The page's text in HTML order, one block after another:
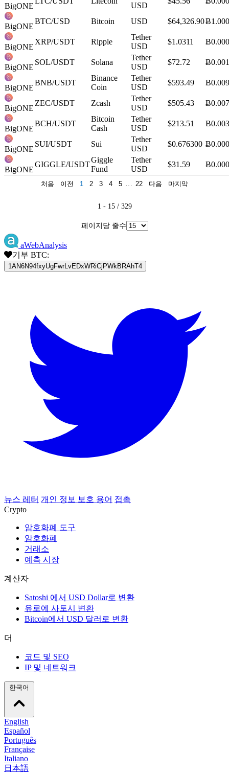
BigONE
USD
BigONE
BTC/USD Bitcoin USD $64,326.90
BigONE
XRP/USDT Ripple
Tether
USD
$1.0311
BigONE
SOL/USDT Solana
Tether
USD
$72.72
BigONE
BNB/USDT
Binance
Coin
Tether
USD
$593.49
BigONE
ZEC/USDT Zcash
Tether
USD
$505.43
BigONE
BCH/USDT
Bitcoin
Cash
Tether
USD
$213.51
BigONE
SUI/USDT Sui
Tether
USD
$0.676300
BigONE
GIGGLE/USDT
Giggle
Fund
Tether
USD
$31.59
1 - 15 / 329
페이지당 줄수
처음 이전 1 2 3 4 5 22 다음 마지막
aWebAnalysis
기부 BTC:
1AN6N94fxyUgFwrLvEDxWRiCjPWkBRAhT4
뉴스 레터 개인 정보 보호 용어 접촉
Crypto
암호화폐 도구
암호화폐
거래소
예측 시장
계산자
Satoshi 에서 USD Dollar로 변환
유로에 사토시 변환
Bitcoin에서 USD 달러로 변환
더
코드 및 SEO
IP 및 네트워크
English
Español
Português
Française
Italiano
日本語